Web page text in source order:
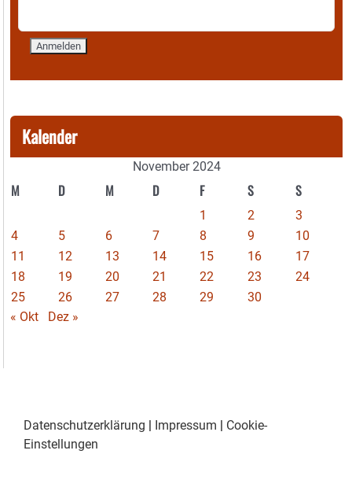
Kalender
November 2024
M D M D F S S
1 2
3
4
5 6 7 8 9
10
11
12 13 14 15 16
17
18
19 20 21 22 23
24
25
26 27 28 29
30
« Okt
Dez »
Datenschutzerklärung | Impressum | Cookie-
Einstellungen